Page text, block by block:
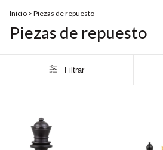
Inicio > Piezas de repuesto
Piezas de repuesto
Filtrar